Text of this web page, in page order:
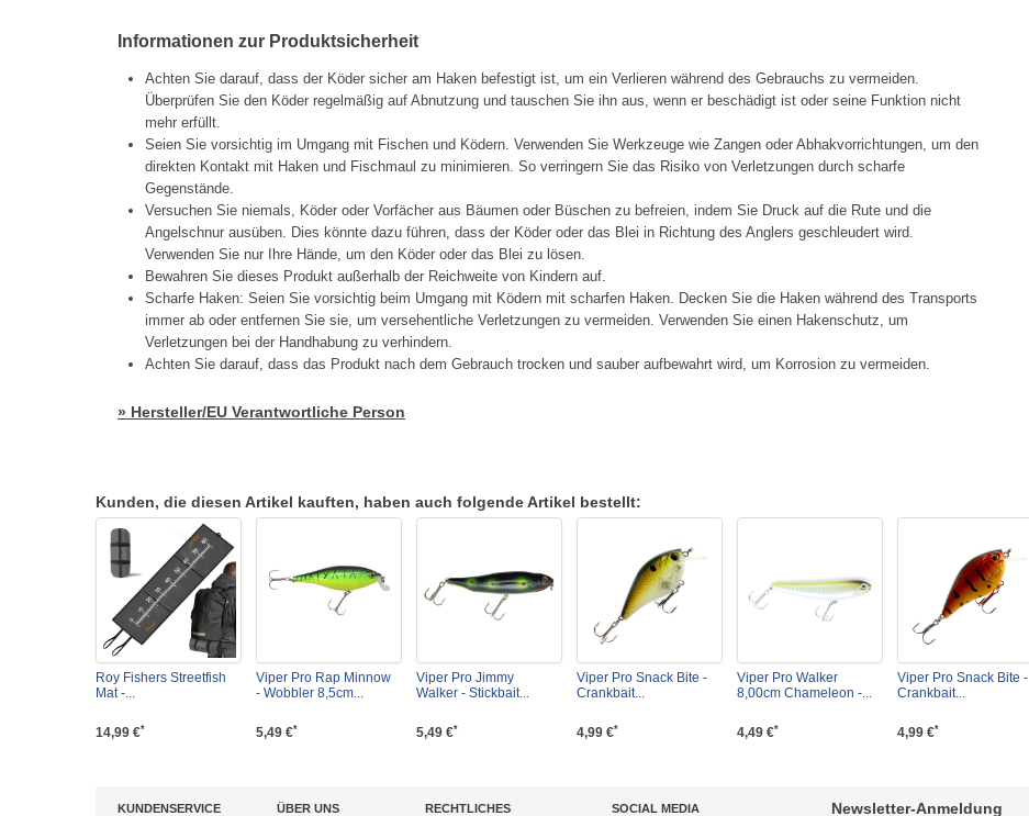
Informationen zur Produktsicherheit
Achten Sie darauf, dass der Köder sicher am Haken befestigt ist, um ein Verlieren während des Gebrauchs zu vermeiden.
Überprüfen Sie den Köder regelmäßig auf Abnutzung und tauschen Sie ihn aus, wenn er beschädigt ist oder seine Funktion nicht
mehr erfüllt.
Seien Sie vorsichtig im Umgang mit Fischen und Ködern. Verwenden Sie Werkzeuge wie Zangen oder Abhakvorrichtungen, um den
direkten Kontakt mit Haken und Fischmaul zu minimieren. So verringern Sie das Risiko von Verletzungen durch scharfe
Gegenstände.
Versuchen Sie niemals, Köder oder Vorfächer aus Bäumen oder Büschen zu befreien, indem Sie Druck auf die Rute und die
Angelschnur ausüben. Dies könnte dazu führen, dass der Köder oder das Blei in Richtung des Anglers geschleudert wird.
Verwenden Sie nur Ihre Hände, um den Köder oder das Blei zu lösen.
Bewahren Sie dieses Produkt außerhalb der Reichweite von Kindern auf.
Scharfe Haken: Seien Sie vorsichtig beim Umgang mit Ködern mit scharfen Haken. Decken Sie die Haken während des Transports
immer ab oder entfernen Sie sie, um versehentliche Verletzungen zu vermeiden. Verwenden Sie einen Hakenschutz, um
Verletzungen bei der Handhabung zu verhindern.
Achten Sie darauf, dass das Produkt nach dem Gebrauch trocken und sauber aufbewahrt wird, um Korrosion zu vermeiden.
» Hersteller/EU Verantwortliche Person
Kunden, die diesen Artikel kauften, haben auch folgende Artikel bestellt:
Roy Fishers Streetfish
Mat -...
14,99 €*
Viper Pro Rap Minnow
- Wobbler 8,5cm...
5,49 €*
Viper Pro Jimmy
Walker - Stickbait...
5,49 €*
Viper Pro Snack Bite -
Crankbait...
4,99 €*
Viper Pro Walker
8,00cm Chameleon -...
4,49 €*
Viper Pro Snack Bite -
Crankbait...
4,99 €*
KUNDENSERVICE ÜBER UNS RECHTLICHES SOCIAL MEDIA Newsletter-Anmeldung